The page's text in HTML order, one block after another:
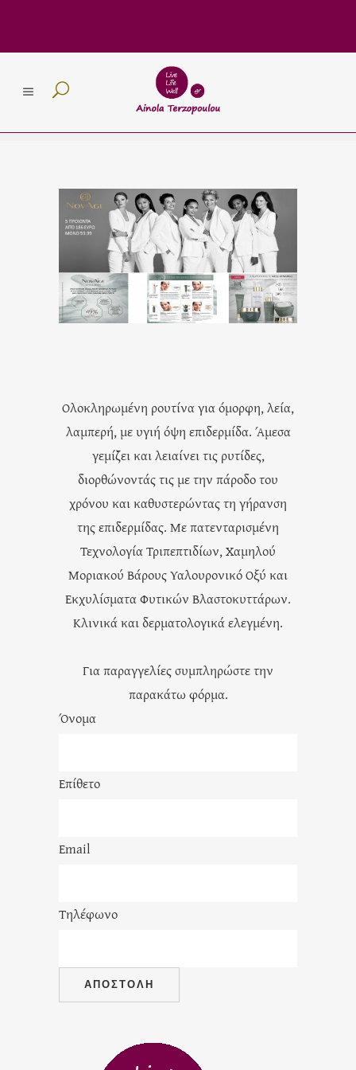
Ολοκληρωμένη ρουτίνα για όμορφη, λεία,
λαμπερή, με υγιή όψη επιδερμίδα. Άμεσα
γεμίζει και λειαίνει τις ρυτίδες,
διορθώνοντάς τις με την πάροδο του
χρόνου και καθυστερώντας τη γήρανση
της επιδερμίδας. Με πατενταρισμένη
Τεχνολογία Τριπεπτιδίων, Χαμηλού
Μοριακού Βάρους Υαλουρονικό Οξύ και
Εκχυλίσματα Φυτικών Βλαστοκυττάρων.
Κλινικά και δερματολογικά ελεγμένη.
Για παραγγελίες συμπληρώστε την
παρακάτω φόρμα.
Όνομα
Επίθετο
Email
Τηλέφωνο